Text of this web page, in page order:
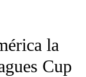
TO RECEIVE
la
Cup